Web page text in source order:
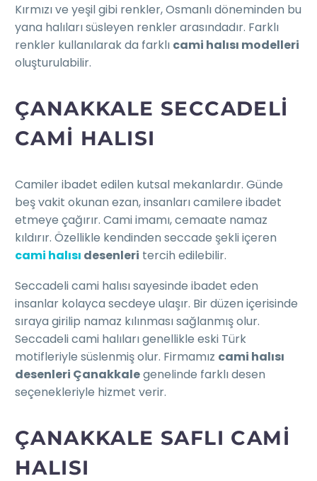
Kırmızı ve yeşil gibi renkler, Osmanlı döneminden bu
yana halıları süsleyen renkler arasındadır. Farklı
renkler kullanılarak da farklı cami halısı modelleri
oluşturulabilir.
ÇANAKKALE SECCADELI
CAMI HALISI
Camiler ibadet edilen kutsal mekanlardır. Günde
beş vakit okunan ezan, insanları camilere ibadet
etmeye çağırır. Cami imamı, cemaate namaz
kıldırır. Özellikle kendinden seccade şekli içeren
cami halısı desenleri tercih edilebilir.
Seccadeli cami halısı sayesinde ibadet eden
insanlar kolayca secdeye ulaşır. Bir düzen içerisinde
sıraya girilip namaz kılınması sağlanmış olur.
Seccadeli cami halıları genellikle eski Türk
motifleriyle süslenmiş olur. Firmamız cami halısı
desenleri Çanakkalegenelinde farklı desen
seçenekleriyle hizmet verir.
ÇANAKKALE SAFLI CAMI
HALISI